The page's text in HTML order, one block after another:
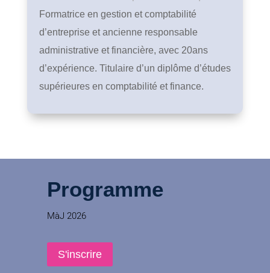
Formatrice en gestion et comptabilité
d’entreprise et ancienne responsable
administrative et financière, avec 20ans
d’expérience. Titulaire d’un diplôme d’études
supérieures en comptabilité et finance.
Programme
MàJ 2026
S'inscrire